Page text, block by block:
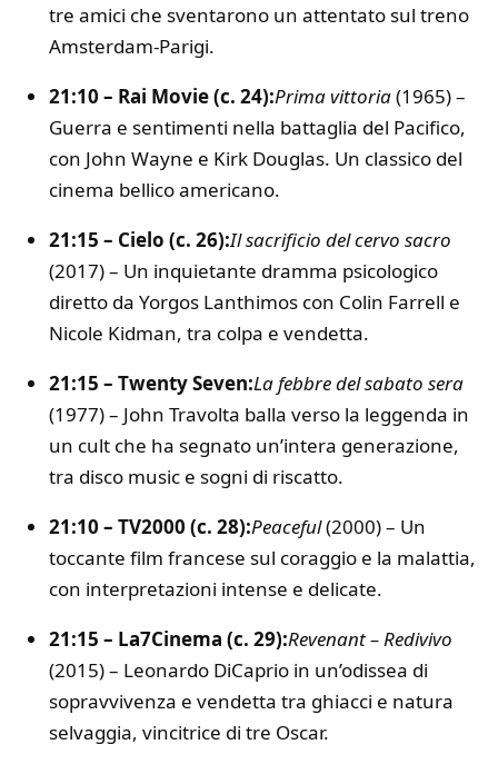
tre amici che sventarono un attentato sul treno
Amsterdam-Parigi.
21:10 – Rai Movie (c. 24):Prima vittoria(1965) –
Guerra e sentimenti nella battaglia del Pacifico,
con John Wayne e Kirk Douglas. Un classico del
cinema bellico americano.
21:15 – Cielo (c. 26):Il sacrificio del cervo sacro
(2017) – Un inquietante dramma psicologico
diretto da Yorgos Lanthimos con Colin Farrell e
Nicole Kidman, tra colpa e vendetta.
21:15 – Twenty Seven:La febbre del sabato sera
(1977) – John Travolta balla verso la leggenda in
un cult che ha segnato un’intera generazione,
tra disco music e sogni di riscatto.
21:10 – TV2000 (c. 28):Peaceful(2000) – Un
toccante film francese sul coraggio e la malattia,
con interpretazioni intense e delicate.
21:15 – La7Cinema (c. 29):Revenant – Redivivo
(2015) – Leonardo DiCaprio in un’odissea di
sopravvivenza e vendetta tra ghiacci e natura
selvaggia, vincitrice di tre Oscar.